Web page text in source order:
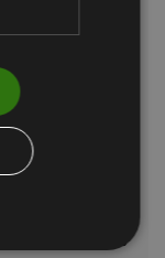
–
that not
for your lifestyle